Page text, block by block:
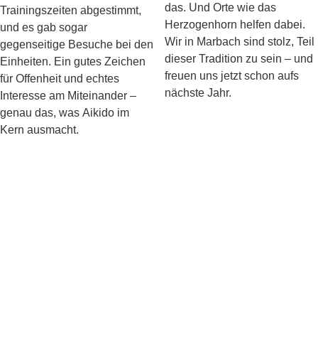
Trainingszeiten abgestimmt,
und es gab sogar
gegenseitige Besuche bei den
Einheiten. Ein gutes Zeichen
für Offenheit und echtes
Interesse am Miteinander –
genau das, was Aikido im
Kern ausmacht.
das. Und Orte wie das
Herzogenhorn helfen dabei.
Wir in Marbach sind stolz, Teil
dieser Tradition zu sein – und
freuen uns jetzt schon aufs
nächste Jahr.